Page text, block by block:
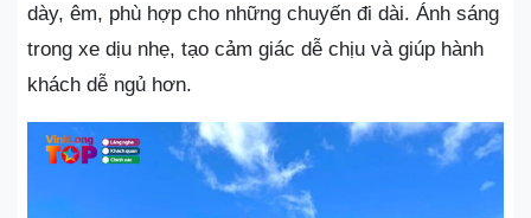
dày, êm, phù hợp cho những chuyến đi dài. Ánh sáng
trong xe dịu nhẹ, tạo cảm giác dễ chịu và giúp hành
khách dễ ngủ hơn.